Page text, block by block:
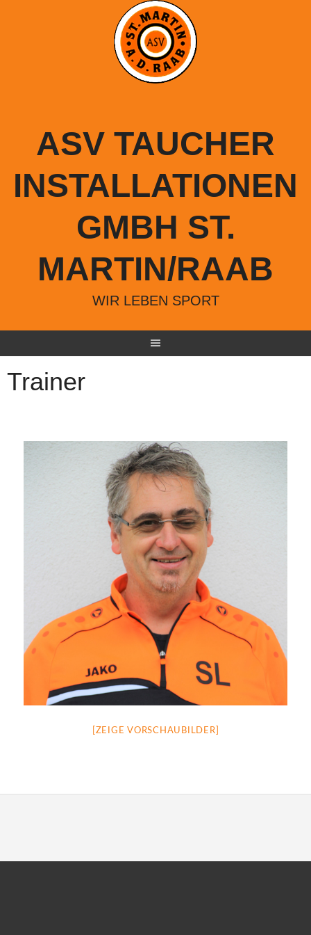
ASV TAUCHER
INSTALLATIONEN
GMBH ST.
MARTIN/RAAB
WIR LEBEN SPORT
Trainer
[ZEIGE VORSCHAUBILDER]